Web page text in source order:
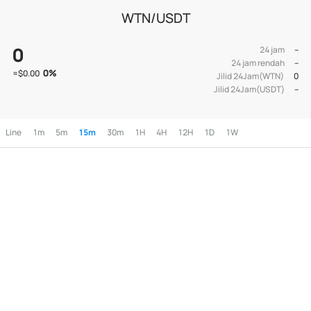
WTN/USDT
0
≈$0.00 0%
24 jam
--
24 jam rendah
--
Jilid 24Jam(WTN)
0
Jilid 24Jam(USDT)
--
Line 1m 5m 15m 30m 1H 4H 12H 1D 1W